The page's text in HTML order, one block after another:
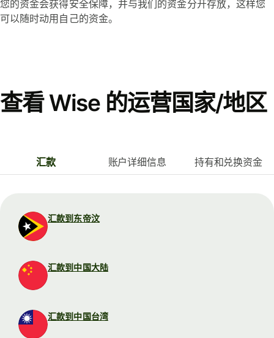
您的资金会获得安全保障，并与我们的资金分开存放，这样您
可以随时动用自己的资金。
查看 Wise 的运营国家/地区
汇款 账户详细信息 持有和兑换资金
汇款到东帝汶
汇款到中国大陆
汇款到中国台湾